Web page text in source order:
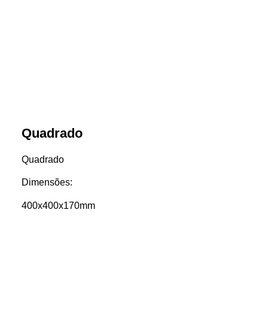
Quadrado
Quadrado
Dimensões:
400x400x170mm